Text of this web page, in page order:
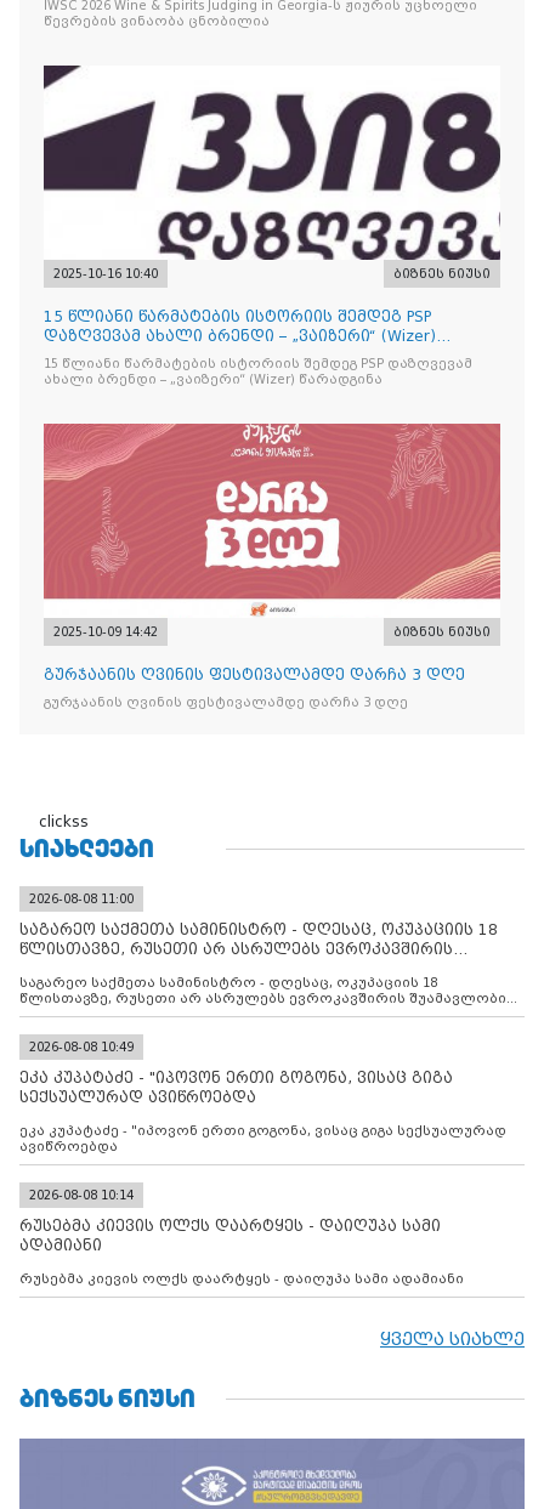
IWSC 2026 Wine & Spirits Judging in Georgia-ს ჟიურის უცხოელი
წევრების ვინაობა ცნობილია
2025-10-16 10:40 ბიზნეს ნიუსი
15 წლიანი წარმატების ისტორიის შემდეგ PSP
დაზღვევამ ახალი ბრენდი – „ვაიზერი“ (Wizer)
წარადგინა
15 წლიანი წარმატების ისტორიის შემდეგ PSP დაზღვევამ
ახალი ბრენდი – „ვაიზერი“ (Wizer) წარადგინა
2025-10-09 14:42 ბიზნეს ნიუსი
გურჯაანის ღვინის ფესტივალამდე დარჩა 3 დღე
გურჯაანის ღვინის ფესტივალამდე დარჩა 3 დღე
clickss
ᲡᲘᲐᲮᲚᲔᲔᲑᲘ
2026-08-08 11:00
საგარეო საქმეთა სამინისტრო - დღესაც, ოკუპაციის 18
წლისთავზე, რუსეთი არ ასრულებს ევროკავშირის
საგარეო საქმეთა სამინისტრო - დღესაც, ოკუპაციის 18
წლისთავზე, რუსეთი არ ასრულებს ევროკავშირის შუამავლობით
დადებულ 2008 წლის 12 აგვისტოს ცეცხლის შეწყვეტის
კონტროლს ოკუპირებულ რეგიონებში, აგრძელებს მათი
მილიტარიზაციის პროცესს და აქტიურად დგამს ნაბიჯებს მათი
ფაქტობრივი ანექსიისკენ
2026-08-08 10:49
ეკა კუპატაძე - "იპოვონ ერთი გოგონა, ვისაც გიგა
სექსუალურად ავიწროებდა
ეკა კუპატაძე - "იპოვონ ერთი გოგონა, ვისაც გიგა სექსუალურად
ავიწროებდა
2026-08-08 10:14
რუსებმა კიევის ოლქს დაარტყეს - დაიღუპა სამი
ადამიანი
რუსებმა კიევის ოლქს დაარტყეს - დაიღუპა სამი ადამიანი
ყველა სიახლე
ᲑᲘᲖᲜᲔᲡ ᲜᲘᲣᲡᲘ